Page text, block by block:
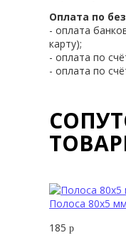
Оплата по
- оплата
карту);
- оплата по
- оплата по
Полоса 80х5 мм
185 р